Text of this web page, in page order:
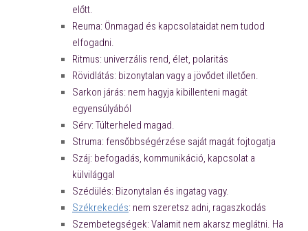
előtt.
Reuma: Önmagad és kapcsolataidat nem tudod
elfogadni.
Ritmus: univerzális rend, élet, polaritás
Rövidlátás: bizonytalan vagy a jövődet illetően.
Sarkon járás: nem hagyja kibillenteni magát
egyensúlyából
Sérv: Túlterheled magad.
Struma: fensőbbségérzése saját magát fojtogatja
Száj: befogadás, kommunikáció, kapcsolat a
külvilággal
Szédülés: Bizonytalan és ingatag vagy.
Székrekedés: nem szeretsz adni, ragaszkodás
Szembetegségek: Valamit nem akarsz meglátni. Ha